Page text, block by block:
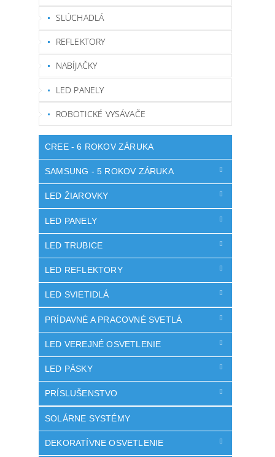
SLÚCHADLÁ
REFLEKTORY
NABÍJAČKY
LED PANELY
ROBOTICKÉ VYSÁVAČE
CREE - 6 ROKOV ZÁRUKA
SAMSUNG - 5 ROKOV ZÁRUKA
LED ŽIAROVKY
LED PANELY
LED TRUBICE
LED REFLEKTORY
LED SVIETIDLÁ
PRÍDAVNÉ A PRACOVNÉ SVETLÁ
LED VEREJNÉ OSVETLENIE
LED PÁSKY
PRÍSLUŠENSTVO
SOLÁRNE SYSTÉMY
DEKORATÍVNE OSVETLENIE